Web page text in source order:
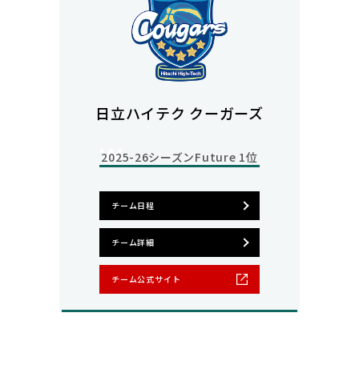
日立ハイテク クーガーズ
2025-26シーズンFuture 1位
チーム日程
チーム詳細
チーム公式サイト